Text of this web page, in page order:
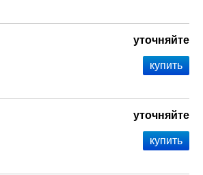
уточняйте
уточняйте